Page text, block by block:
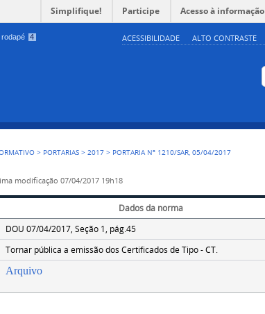
rodapé 4 ACESSIBILIDADE ALTO CONTRASTE
Simplifique! Participe Acesso à informação
> PORTARIAS >2017 > PORTARIA Nº 1210/SAR, 05/04/2017
modificação 07/04/2017 19h18
Dados da norma
DOU 07/04/2017, Seção 1, pág.45
Tornar pública a emissão dos Certificados de Tipo - CT.
Arquivo